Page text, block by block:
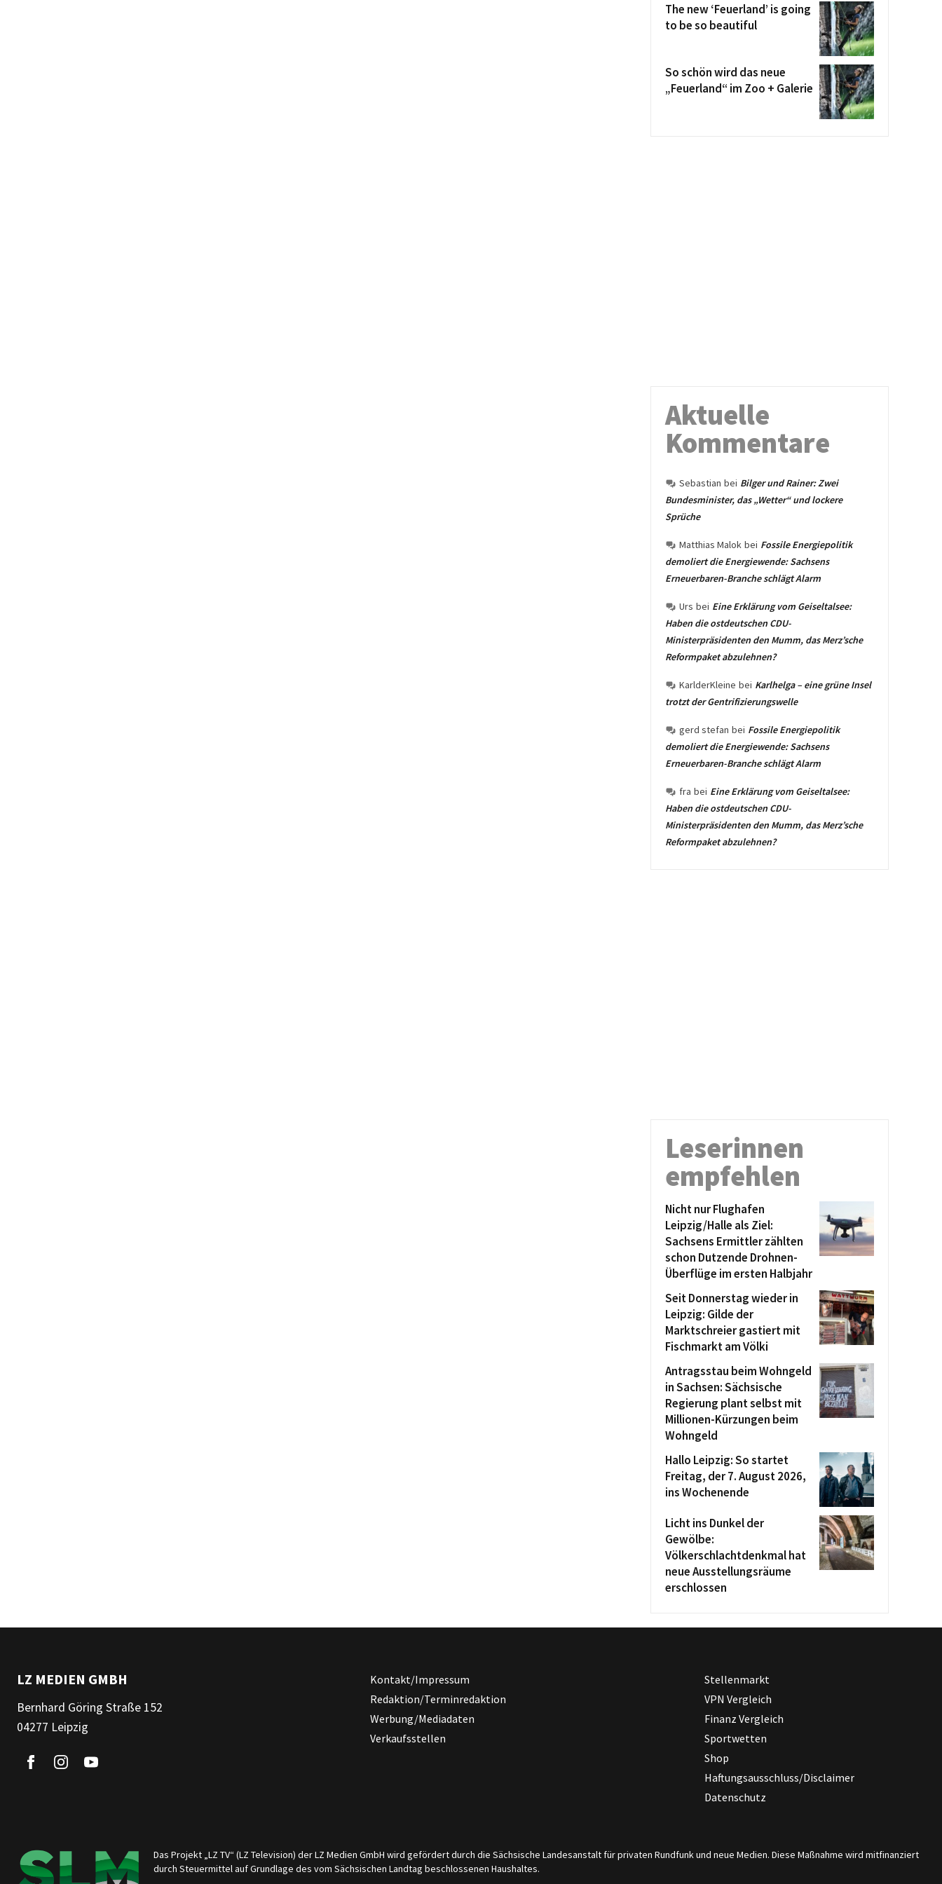
The new ‘Feuerland’ is going
to be so beautiful
So schön wird das neue
„Feuerland“ im Zoo + Galerie
Aktuelle
Kommentare
Sebastian bei Bilger und Rainer: Zwei
Bundesminister, das „Wetter“ und lockere
Sprüche
Matthias Malok bei Fossile Energiepolitik
demoliert die Energiewende: Sachsens
Erneuerbaren-Branche schlägt Alarm
Urs bei Eine Erklärung vom Geiseltalsee:
Haben die ostdeutschen CDU-
Ministerpräsidenten den Mumm, das Merz’sche
Reformpaket abzulehnen?
KarlderKleine bei Karlhelga – eine grüne Insel
trotzt der Gentrifizierungswelle
gerd stefan bei Fossile Energiepolitik
demoliert die Energiewende: Sachsens
Erneuerbaren-Branche schlägt Alarm
fra bei Eine Erklärung vom Geiseltalsee:
Haben die ostdeutschen CDU-
Ministerpräsidenten den Mumm, das Merz’sche
Reformpaket abzulehnen?
Leserinnen
empfehlen
Nicht nur Flughafen
Leipzig/Halle als Ziel:
Sachsens Ermittler zählten
schon Dutzende Drohnen-
Überflüge im ersten Halbjahr
Seit Donnerstag wieder in
Leipzig: Gilde der
Marktschreier gastiert mit
Fischmarkt am Völki
Antragsstau beim Wohngeld
in Sachsen: Sächsische
Regierung plant selbst mit
Millionen-Kürzungen beim
Wohngeld
Hallo Leipzig: So startet
Freitag, der 7. August 2026,
ins Wochenende
Licht ins Dunkel der
Gewölbe:
Völkerschlachtdenkmal hat
neue Ausstellungsräume
erschlossen
LZ MEDIEN GMBH
Bernhard Göring Straße 152
04277 Leipzig
Kontakt/Impressum
Redaktion/Terminredaktion
Werbung/Mediadaten
Verkaufsstellen
Stellenmarkt
VPN Vergleich
Finanz Vergleich
Sportwetten
Shop
Haftungsausschluss/Disclaimer
Datenschutz
Das Projekt „LZ TV“ (LZ Television) der LZ Medien GmbH wird gefördert durch die Sächsische Landesanstalt für privaten Rundfunk und neue Medien. Diese Maßnahme wird mitfinanziert
durch Steuermittel auf Grundlage des vom Sächsischen Landtag beschlossenen Haushaltes.